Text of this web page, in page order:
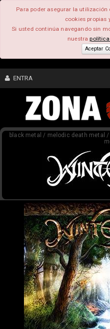
Para poder asegurar la
cookies propias
Si usted continúa navegando sin
nuestra
Aceptar
ENTRA
CONTENIDO
FEEEDBACK
black metal / melodic death metal